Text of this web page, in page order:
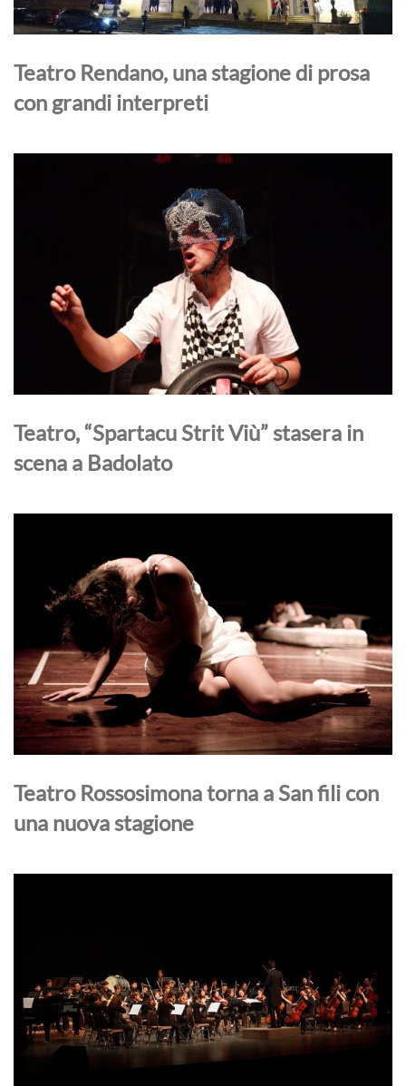
Teatro Rendano, una stagione di prosa
con grandi interpreti
Teatro, “Spartacu Strit Viù” stasera in
scena a Badolato
Teatro Rossosimona torna a San fili con
una nuova stagione